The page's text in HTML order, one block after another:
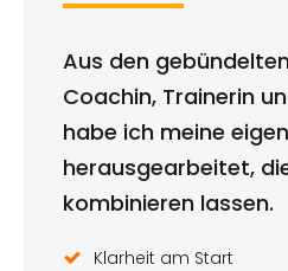
Aus den
Coachin, Trainerin
habe ich meine
herausgearbeitet,
kombinieren lassen.
Klarheit am Start